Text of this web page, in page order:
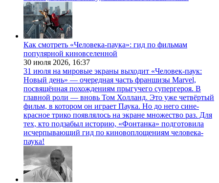
Как смотреть «Человека-паука»: гид по фильмам
популярной киновселенной
30 июля 2026, 16:37
31 июля на мировые экраны выходит «Человек-паук:
Новый день» — очередная часть франшизы Marvel,
посвящённая похождениям прыгучего супергероя. В
главной роли — вновь Том Холланд. Это уже четвёртый
фильм, в котором он играет Паука. Но до него сине-
красное трико появлялось на экране множество раз. Для
тех, кто подзабыл историю, «Фонтанка» подготовила
исчерпывающий гид по киновоплощениям человека-
паука!